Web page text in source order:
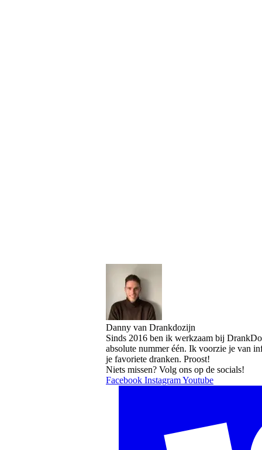
Danny van Drankdozijn
Sinds 2016 ben ik werkzaam bij
absolute nummer één. Ik voorzie je van
je favoriete dranken. Proost!
Niets missen? Volg ons op de socials!
Facebook InstagramYoutube